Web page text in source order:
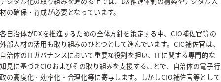
材の確保・育成が必要となっています。
各自治体がDXを推進するための全体方針を策定する中、CIO補佐官等の
外部人材の活用も取り組みのひとつとして進んでいます。CIO補佐官は、
自治体のITガバナンスにおいて重要な役割を担い、ITに関する専門的な
知見に基づきCIOおよびその取り組みを支援することで、自治体の電子行
政の高度化・効率化・合理化等に寄与します。しかしCIO補佐官等として